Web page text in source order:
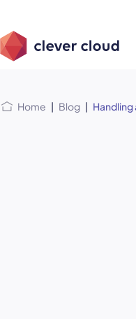
menu
Home | Blog | Handling